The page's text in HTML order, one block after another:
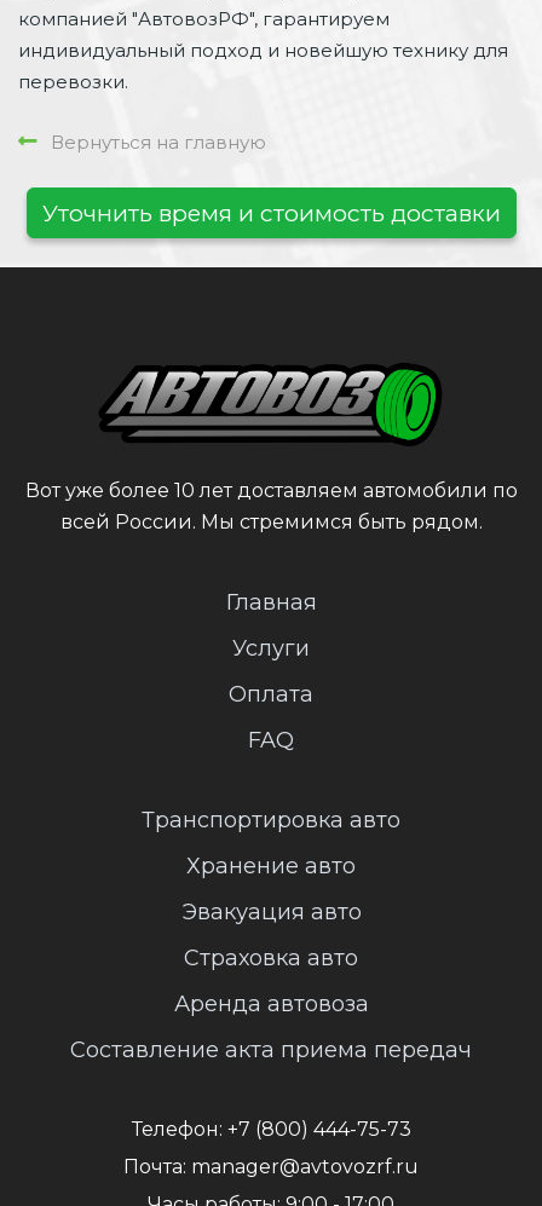
компанией "АвтовозРФ", гарантируем
индивидуальный подход и новейшую технику для
перевозки.
Вернуться на главную
Уточнить время и стоимость доставки
Вот уже более 10 лет доставляем автомобили по
всей России. Мы стремимся быть рядом.
Главная
Услуги
Оплата
FAQ
Транспортировка авто
Хранение авто
Эвакуация авто
Страховка авто
Аренда автовоза
Составление акта приема передач
Телефон: +7 (800) 444-75-73
Почта: manager@avtovozrf.ru